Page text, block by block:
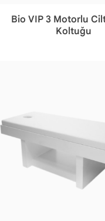
Bio VIP 3 Motorlu
Koltuğu